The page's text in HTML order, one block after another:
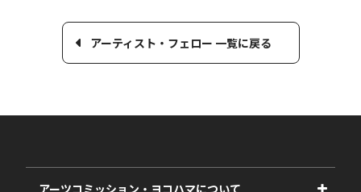
アーティスト・フェロー 一覧に戻る